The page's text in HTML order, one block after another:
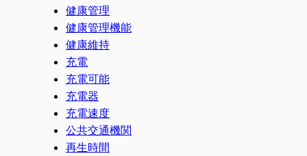
健康管理
健康管理機能
健康維持
充電
充電可能
充電器
充電速度
公共交通機関
再生時間